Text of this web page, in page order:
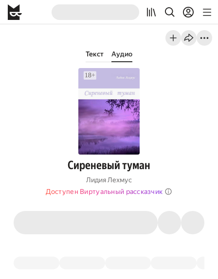
Текст Аудио
Сиреневый туман
Лидия Лехмус
Доступен Виртуальный рассказчик